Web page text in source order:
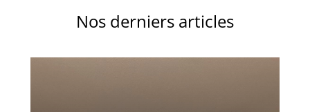
Nos derniers articles